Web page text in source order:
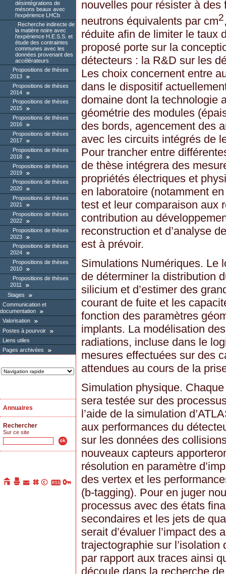
désintégrations de
mésons beaux avec
l’expérience LHCb
Recherche indirecte de
la matière noire avec
l’expérience H.E.S.S. et
étude des contraintes
communes avec les
données provenant des
accélérateurs
Propositions de thèses
2013
Propositions de thèses
2014
Propositions de thèses
2015
Propositions de thèses
2016
Propositions de thèses
2017
Propositions de thèses
2018
Propositions de thèses
2019
Propositions de thèses
2020
Propositions de thèses
2021
Propositions de thèses
2022
Propositions de thèses
2023
Propositions de thèses
2024
Propositions de thèses
2010
Propositions de thèses
2011
Stages
Communication et
documentation
Valorisation
Postes à pourvoir
Liens utiles
Pages archivées
Annuaires
Rechercher
Sur ce site
nouvelles pour résister à
neutrons équivalents par cm2
réduite afin de limiter le taux
proposé porte sur la
détecteurs : la R&D sur les
Les choix concernent entre
dans le dispositif
domaine dont la technologie
géométrie des modules
des bords, agencement des
avec les circuits intégrés de
Pour trancher entre
de thèse intégrera des
propriétés électriques et
en laboratoire (notamment
test et leur comparaison aux
contribution au
reconstruction et d’analyse
est à prévoir.
Simulations Numériques. Le
de déterminer la distribution
silicium et d’estimer des
courant de fuite et les
fonction des paramètres
implants. La modélisation
radiations, incluse dans le
mesures effectuées sur des
attendues au cours de la
Simulation physique.
sera testée sur des
l’aide de la simulation
aux performances du
sur les données des
nouveaux capteurs
résolution en paramètre
des vertex et les
(b-tagging). Pour en juger
processus avec des états
secondaires et les jets de
serait d’évaluer l’impact des
trajectographie sur
par rapport aux traces ainsi
découle dans la recherche